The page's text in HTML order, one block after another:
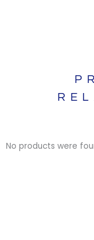
No products were